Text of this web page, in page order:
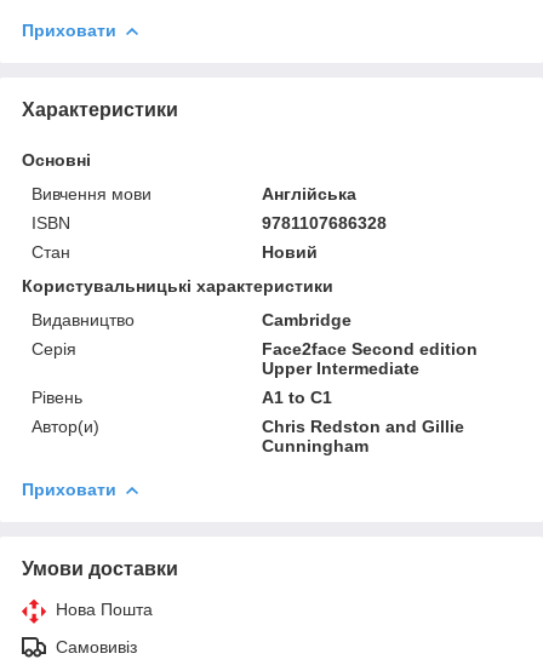
Приховати
Характеристики
Основні
Вивчення мови
Англійська
ISBN
9781107686328
Стан
Новий
Користувальницькі характеристики
Видавництво
Cambridge
Серія
Face2face Second edition
Upper Intermediate
Рівень
A1 to C1
Автор(и)
Chris Redston and Gillie
Cunningham
Приховати
Умови доставки
Нова Пошта
Самовивіз